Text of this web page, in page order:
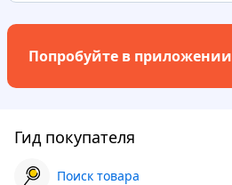
Попробуйте в приложении
Гид покупателя
Поиск товара